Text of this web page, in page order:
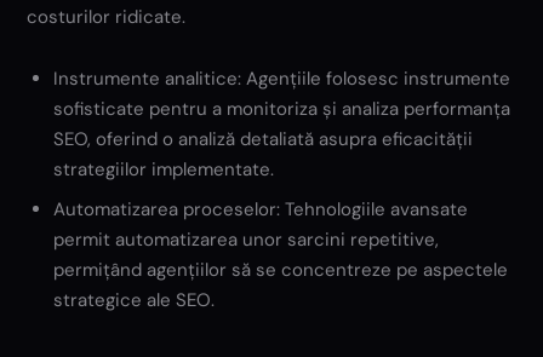
costurilor ridicate.
Instrumente analitice: Agențiile folosesc instrumente
sofisticate pentru a monitoriza și analiza performanța
SEO, oferind o analiză detaliată asupra eficacității
strategiilor implementate.
Automatizarea proceselor: Tehnologiile avansate
permit automatizarea unor sarcini repetitive,
permițând agențiilor să se concentreze pe aspectele
strategice ale SEO.